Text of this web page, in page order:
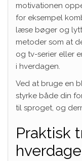
motivationen
for eksempel
læse bøger og
metoder som at
og tv-serier eller
i hverdagen.
Ved at bruge en
styrke både din
til sproget, og
Praktisk